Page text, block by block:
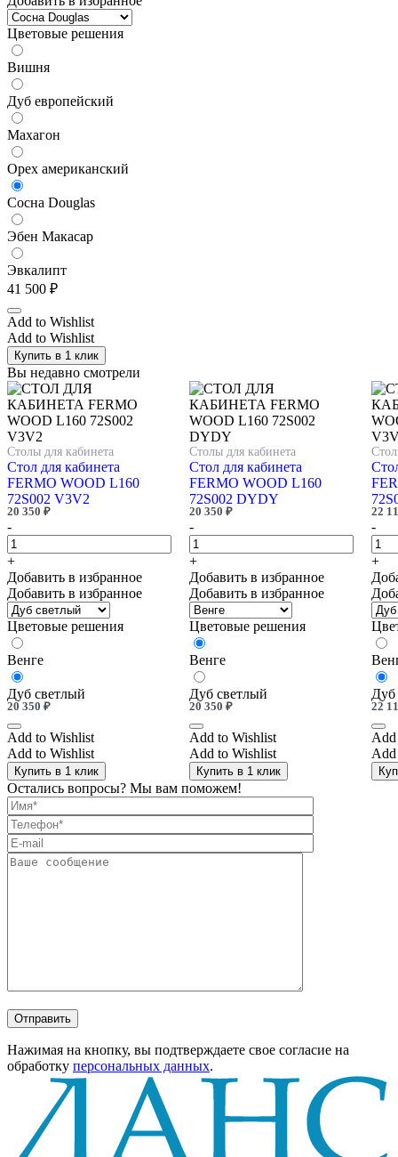
Цветовые решения
Вишня
Дуб европейский
Махагон
Орех американский
Сосна Douglas
Эбен Макасар
Эвкалипт
41 500 ₽
Add to Wishlist
Add to Wishlist
Купить в 1 клик
Вы недавно смотрели
Столы для кабинета
Стол для кабинета
FERMO WOOD L160
72S002 V3V2
20 350 ₽
-
+
Добавить в избранное
Добавить в избранное
Цветовые решения
Венге
Дуб светлый
20 350 ₽
Add to Wishlist
Add to Wishlist
Купить в 1 клик
Столы для кабинета
Стол для кабинета
FERMO WOOD L160
72S002 DYDY
20 350 ₽
-
+
Добавить в избранное
Добавить в избранное
Цветовые решения
Венге
Дуб светлый
20 350 ₽
Add to Wishlist
Add to Wishlist
Купить в 1 клик
22
-
+
Дуб
22
Остались вопросы? Мы вам поможем!
Отправить
Нажимая на кнопку, вы подтверждаете свое согласие на
обработку персональных данных.